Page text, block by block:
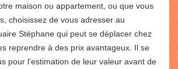
maison ou appartement, ou que vous
choisissez de vous adresser au
Stéphane qui peut se déplacer chez
reprendre à des prix avantageux. Il se
pour l’estimation de leur valeur avant de